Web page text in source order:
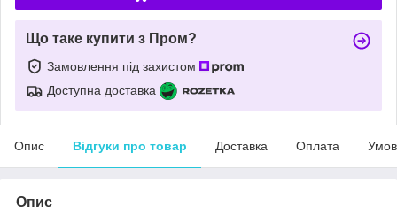
Що таке купити з Пром?
Замовлення під захистом
Доступна доставка
Опис Відгуки про товар Доставка Оплата
Опис